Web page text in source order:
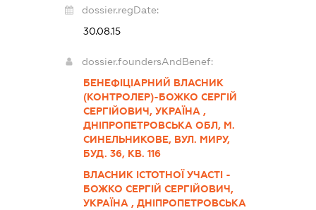
dossier.regDate:
30.08.15
dossier.foundersAndBenef:
БЕНЕФІЦІАРНИЙ ВЛАСНИК
(КОНТРОЛЕР)-БОЖКО СЕРГІЙ
СЕРГІЙОВИЧ, УКРАЇНА ,
ДНІПРОПЕТРОВСЬКА ОБЛ, М.
СИНЕЛЬНИКОВЕ, ВУЛ. МИРУ,
БУД. 36, КВ. 116
ВЛАСНИК ІСТОТНОЇ УЧАСТІ -
БОЖКО СЕРГІЙ СЕРГІЙОВИЧ,
УКРАЇНА , ДНІПРОПЕТРОВСЬКА